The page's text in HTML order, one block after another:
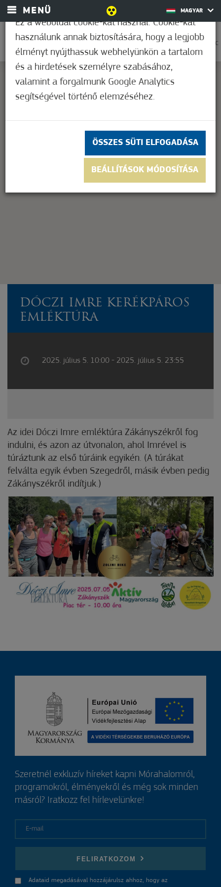
MENÜ MAGYAR
0
30,6°C
This page can't load Google Maps correctly.
Do you own this website? OK
DÓCZI IMRE KERÉKPÁROS
EMLÉKTÚRA
2025. július 5. 10:00 - 2025. július 5. 23:55
Az idei Dóczi Imre emléktúra Zákányszékről fog
indulni, és azon az útvonalon, ahol Imrével is
túráztunk az első túráink egyikén. (A túrákat
felválta egyik évben Szegedről, másik évben pedig
Zákányszékről indítjuk.)
Ez a weboldal cookie-kat használ. Cookie-kat
használunk annak biztosítására, hogy a legjobb
élményt nyújthassuk webhelyünkön a tartalom
és a hirdetések személyre szabásához,
valamint a forgalmunk Google Analytics
segítségével történő elemzéséhez.
ÖSSZES SÜTI ELFOGADÁSA
BEÁLLÍTÁSOK MÓDOSÍTÁSA
Szeretnél exkluzív híreket kapni Mórahalomról,
programokról, élményekről és még sok minden
másról? Iratkozz fel hírlevelünkre!
FELIRATKOZOM
Adataid megadásával hozzájárulsz ahhoz, hogy az